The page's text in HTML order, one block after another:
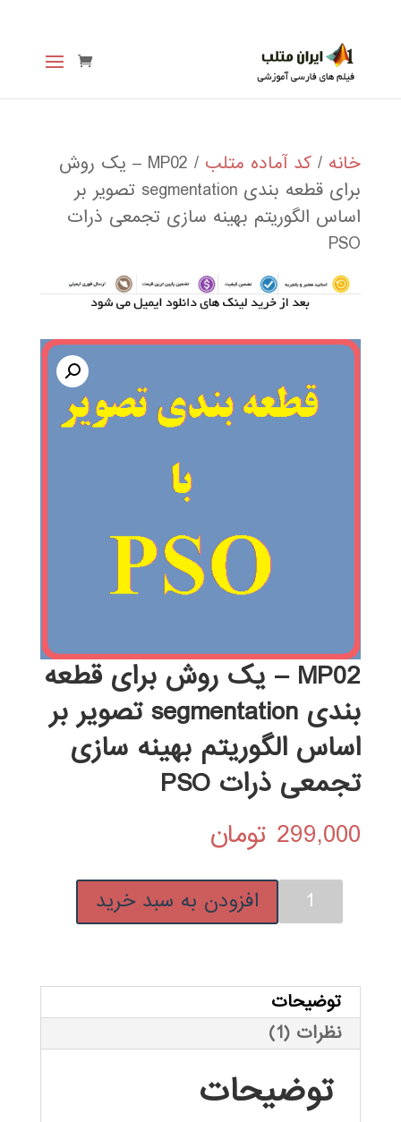
خانه / کد آماده متلب
/ MP02 – یک روش
برای قطعه بندی segmentation تصویر بر
اساس الگوریتم بهینه سازی تجمعی ذرات
PSO
MP02 – یک روش برای قطعه
بندی segmentation تصویر بر
اساس الگوریتم بهینه سازی
تجمعی ذرات PSO
299,000 تومان
MP02
-
برای
قطعه
بندی
segmentation
تصویر
افزودن به سبد خرید
توضیحات
نظرات (1)
توضیحات